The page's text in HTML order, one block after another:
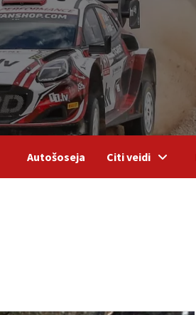
Autošoseja Citi veidi